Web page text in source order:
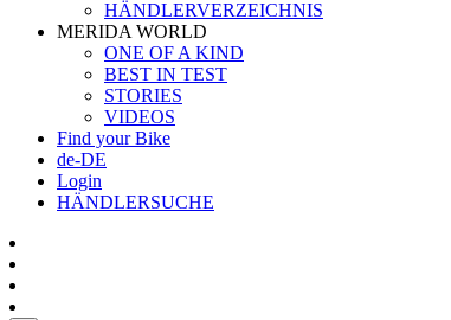
HÄNDLERVERZEICHNIS
MERIDA WORLD
ONE OF A KIND
BEST IN TEST
STORIES
VIDEOS
Find your Bike
de-DE
Login
HÄNDLERSUCHE